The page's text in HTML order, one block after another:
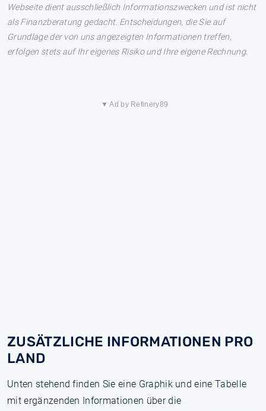
Webseite dient ausschließlich Informationszwecken und ist nicht
als Finanzberatung gedacht. Entscheidungen, die Sie auf
Grundlage der von uns angezeigten Informationen treffen,
erfolgen stets auf Ihr eigenes Risiko und Ihre eigene Rechnung.
▼ Ad by Refinery89
ZUSÄTZLICHE INFORMATIONEN PRO
LAND
Unten stehend finden Sie eine Graphik und eine Tabelle
mit ergänzenden Informationen über die